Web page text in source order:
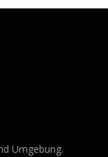
Umgebung.